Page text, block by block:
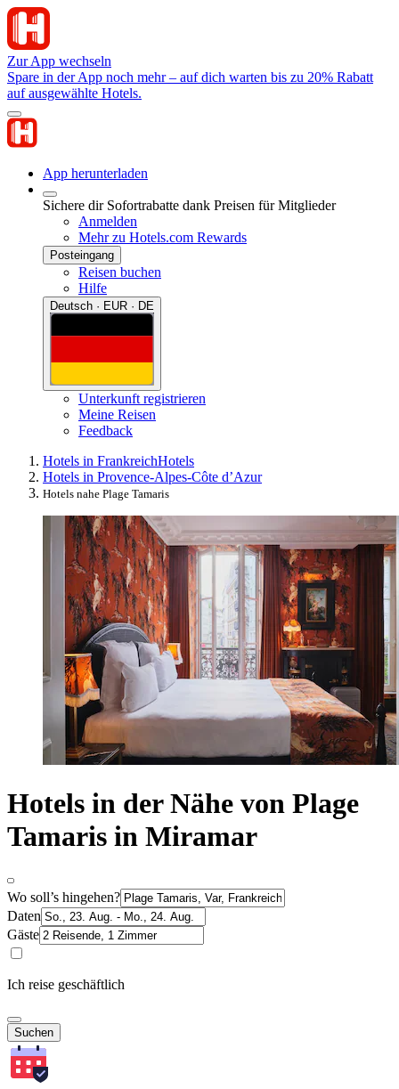
Zur App wechseln
Spare in der App noch mehr – auf dich warten bis zu 20% Rabatt
auf ausgewählte Hotels.
App herunterladen
Sichere dir Sofortrabatte dank Preisen für Mitglieder
Anmelden
Mehr zu Hotels.com Rewards
Posteingang
Reisen buchen
Hilfe
Deutsch · EUR · DE
Unterkunft registrieren
Meine Reisen
Feedback
Hotels in FrankreichHotels
Hotels in Provence-Alpes-Côte d’Azur
Hotels nahe Plage Tamaris
Hotels in der Nähe von Plage
Tamaris in Miramar
Wo soll’s hingehen?
Daten
Gäste
Ich reise geschäftlich
Suchen